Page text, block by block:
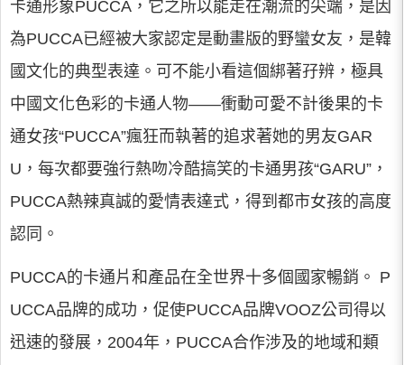
卡通形象PUCCA，它之所以能走在潮流的尖端，是因
為PUCCA已經被大家認定是動畫版的野蠻女友，是韓
國文化的典型表達。可不能小看這個綁著孖辨，極具
中國文化色彩的卡通人物——衝動可愛不計後果的卡
通女孩“PUCCA”瘋狂而執著的追求著她的男友GAR
U，每次都要強行熱吻冷酷搞笑的卡通男孩“GARU”，
PUCCA熱辣真誠的愛情表達式，得到都市女孩的高度
認同。
PUCCA的卡通片和產品在全世界十多個國家暢銷。 P
UCCA品牌的成功，促使PUCCA品牌VOOZ公司得以
迅速的發展，2004年，PUCCA合作涉及的地域和類